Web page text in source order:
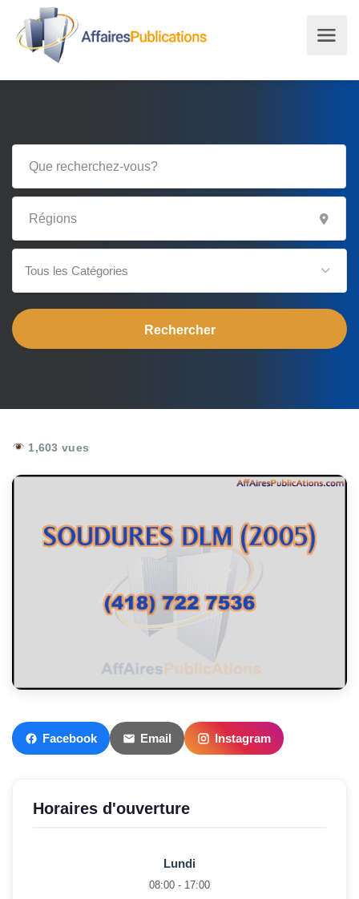
Tous les Catégories
1,603 vues
Facebook Email Instagram
Horaires d'ouverture
Lundi
08:00 - 17:00